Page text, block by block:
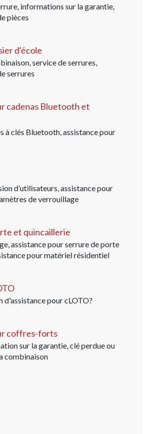
informations sur la garantie,
pièces
d'école
service de serrures,
serrures
cadenas Bluetooth et
à clés Bluetooth, assistance pour
d’utilisateurs, assistance pour
de verrouillage
et quincaillerie
assistance pour serrure de porte
pour matériel résidentiel
d'assistance pour cLOTO?
coffres-forts
sur la garantie, clé perdue ou
combinaison